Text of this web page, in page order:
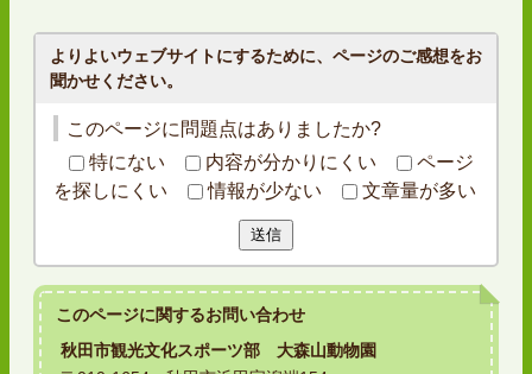
よりよいウェブサイトにするために、ページのご感想をお
聞かせください。
このページに問題点はありましたか?
特にない
内容が分かりにくい
ページ
を探しにくい
情報が少ない 文章量が多い
送信
このページに関するお問い合わせ
秋田市観光文化スポーツ部 大森山動物園